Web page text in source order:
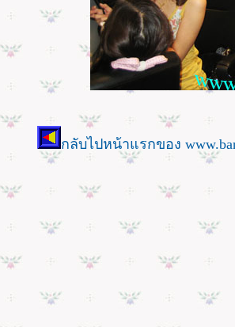
กลับไปหน้าแรกของ